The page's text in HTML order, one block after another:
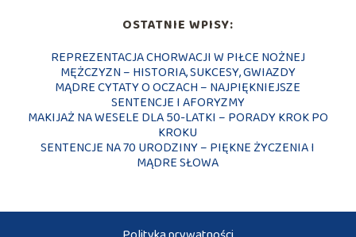
OSTATNIE WPISY:
REPREZENTACJA CHORWACJI W PIŁCE NOŻNEJ
MĘŻCZYZN – HISTORIA, SUKCESY, GWIAZDY
MĄDRE CYTATY O OCZACH – NAJPIĘKNIEJSZE
SENTENCJE I AFORYZMY
MAKIJAŻ NA WESELE DLA 50-LATKI – PORADY KROK PO
KROKU
SENTENCJE NA 70 URODZINY – PIĘKNE ŻYCZENIA I
MĄDRE SŁOWA